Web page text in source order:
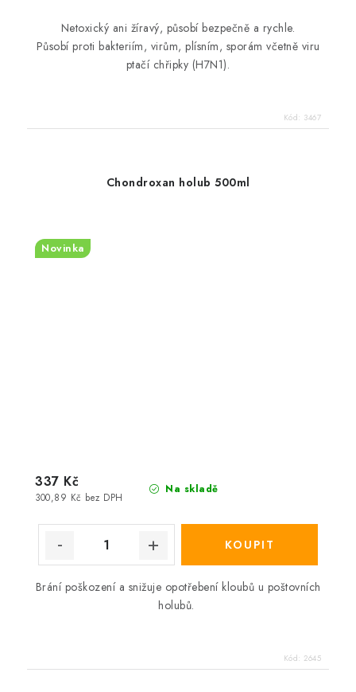
Netoxický ani žíravý, působí bezpečně a rychle.
Působí proti bakteriím, virům, plísním, sporám včetně viru
ptačí chřipky (H7N1).
Kód: 3467
Chondroxan holub 500ml
Novinka
Na skladě
300,89 Kč bez DPH
337 Kč
Brání poškození a snižuje opotřebení kloubů u poštovních
holubů.
Kód: 2645